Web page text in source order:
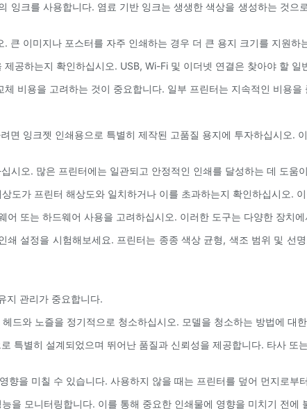
잉크를 사용합니다. 염료 기반 잉크는 생생한 색상을 생성하는 것으
큰 이미지나 포스터를 자주 인쇄하는 경우 더 큰 용지 크기를 지원하
공하는지 확인하십시오. USB, Wi-Fi 및 이더넷 연결은 찾아야 할 일
비용을 고려하는 것이 중요합니다. 일부 프린터는 지속적인 비용
면 잉크젯 인쇄용으로 특별히 제작된 고품질 용지에 투자하십시오.
시오. 많은 프린터에는 일관되고 안정적인 인쇄를 달성하는 데 도움
도가 프린터 해상도와 일치하거나 이를 초과하는지 확인하십시오.
또는 하드웨어 사용을 고려하십시오. 이러한 도구는 다양한 장치
설정을 시험해보세요. 프린터는 종종 색상 균형, 색조 범위 및 선
지 관리가 중요합니다.
드와 노즐을 정기적으로 청소하십시오. 모델을 청소하는 방법에 대
특별히 설계되었으며 뛰어난 품질과 신뢰성을 제공합니다. 타사 또
을 미칠 수 있습니다. 사용하지 않을 때는 프린터를 덮어 먼지로부
을 모니터링합니다. 이를 통해 중요한 인쇄물에 영향을 미치기 전에